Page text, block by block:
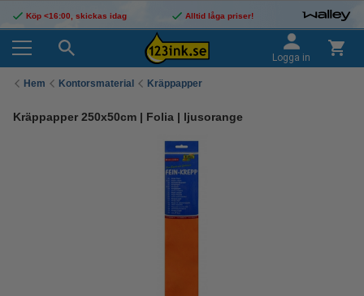
Köp <16:00, skickas idag Alltid låga priser!
Logga in
Hem Kontorsmaterial Kräppapper
Kräppapper 250x50cm | Folia | ljusorange